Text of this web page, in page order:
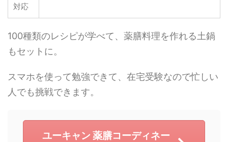
対応
100種類のレシピが学べて、薬膳料理を作れる土鍋
もセットに。
スマホを使って勉強できて、在宅受験なので忙しい
人でも挑戦できます。
ユーキャン 薬膳コーディネー